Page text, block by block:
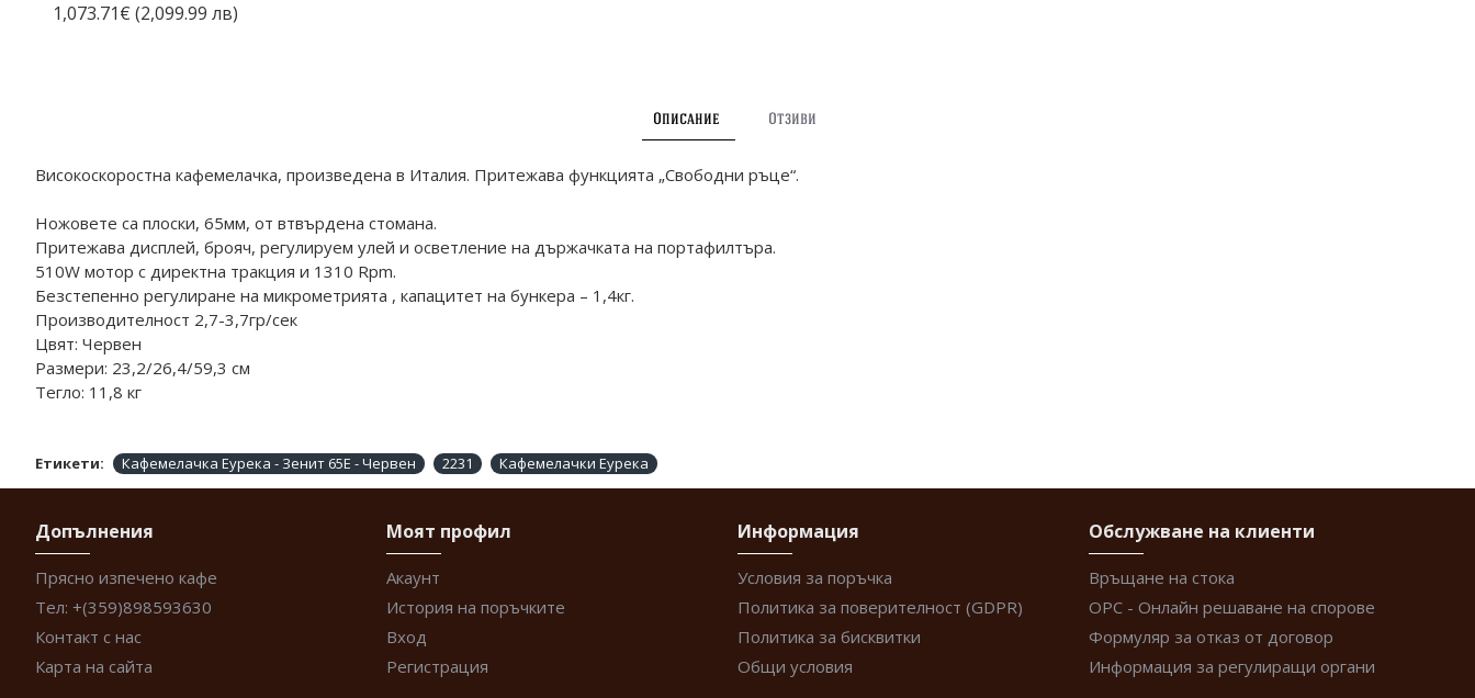
1,073.71€ (2,099.99 лв)
Описание Отзиви
Високоскоростна кафемелачка, произведена в Италия. Притежава функцията „Свободни ръце“.
Ножовете са плоски, 65мм, от втвърдена стомана.
Притежава дисплей, брояч, регулируем улей и осветление на държачката на портафилтъра.
510W мотор с директна тракция и 1310 Rpm.
Безстепенно регулиране на микрометрията , капацитет на бункера – 1,4кг.
Производителност 2,7-3,7гр/сек
Цвят: Червен
Размери: 23,2/26,4/59,3 см
Тегло: 11,8 кг
Етикети: Кафемелачка Еурека - Зенит 65Е - Червен 2231 Кафемелачки Еурека
Допълнения
Прясно изпечено кафе
Тел: +(359)898593630
Контакт с нас
Карта на сайта
Моят профил
Акаунт
История на поръчките
Вход
Регистрация
Информация
Условия за поръчка
Политика за поверителност (GDPR)
Политика за бисквитки
Общи условия
Обслужване на клиенти
Връщане на стока
ОРС - Онлайн решаване на спорове
Формуляр за отказ от договор
Информация за регулиращи органи